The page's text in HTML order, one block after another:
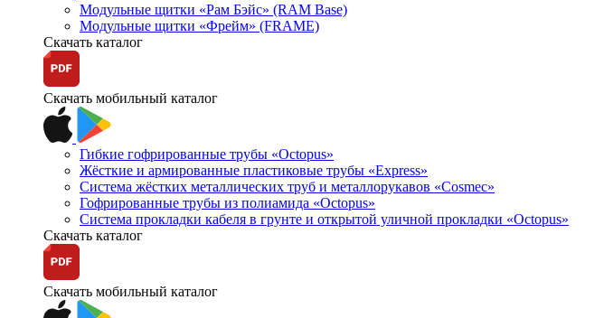
Модульные щитки «Рам Бэйс» (RAM Base)
Модульные щитки «Фрейм» (FRAME)
Скачать каталог
Скачать мобильный каталог
Гибкие гофрированные трубы «Octopus»
Жёсткие и армированные пластиковые трубы «Express»
Система жёстких металлических труб и металлорукавов «Cosmec»
Гофрированные трубы из полиамида «Octopus»
Система прокладки кабеля в грунте и открытой уличной прокладки «Octopus»
Скачать каталог
Скачать мобильный каталог